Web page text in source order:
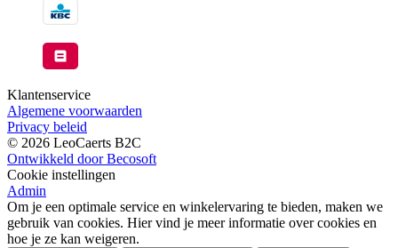
Klantenservice
Algemene voorwaarden
Privacy beleid
© 2026 LeoCaerts B2C
Ontwikkeld door Becosoft
Cookie instellingen
Admin
Om je een optimale service en winkelervaring te bieden, maken we
gebruik van cookies. Hier vind je meer informatie over cookies en
hoe je ze kan weigeren.